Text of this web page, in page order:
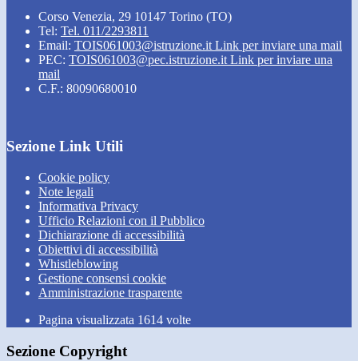
Corso Venezia, 29 10147 Torino (TO)
Tel: Tel. 011/2293811
Email: TOIS061003@istruzione.it Link per inviare una mail
PEC: TOIS061003@pec.istruzione.it Link per inviare una
mail
C.F.: 80090680010
Sezione Link Utili
Cookie policy
Note legali
Informativa Privacy
Ufficio Relazioni con il Pubblico
Dichiarazione di accessibilità
Obiettivi di accessibilità
Whistleblowing
Gestione consensi cookie
Amministrazione trasparente
Pagina visualizzata 1614 volte
Sezione Copyright